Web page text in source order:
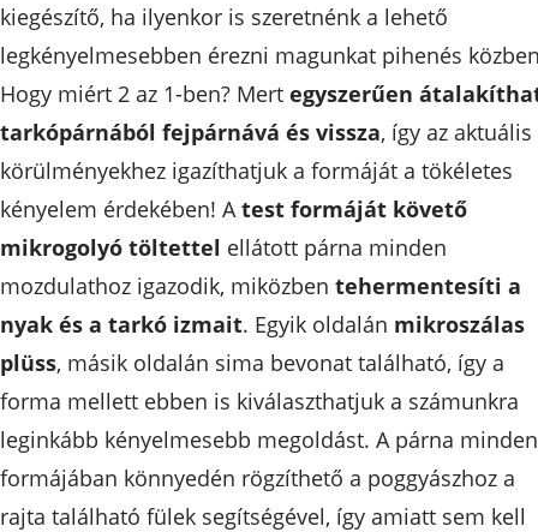
kiegészítő, ha ilyenkor is szeretnénk a lehető
legkényelmesebben érezni magunkat pihenés
Hogy miért 2 az 1-ben? Mert egyszerűen
tarkópárnából fejpárnává és vissza, így az aktuális
körülményekhez igazíthatjuk a formáját a tökéletes
kényelem érdekében! A test formáját követő
mikrogolyó töltettel ellátott párna minden
mozdulathoz igazodik, miközben tehermentesíti a
nyak és a tarkó izmait. Egyik oldalán mikroszálas
plüss, másik oldalán sima bevonat található, így a
forma mellett ebben is kiválaszthatjuk a számunkra
leginkább kényelmesebb megoldást. A párna minden
formájában könnyedén rögzíthető a poggyászhoz a
rajta található fülek segítségével, így amiatt sem kell